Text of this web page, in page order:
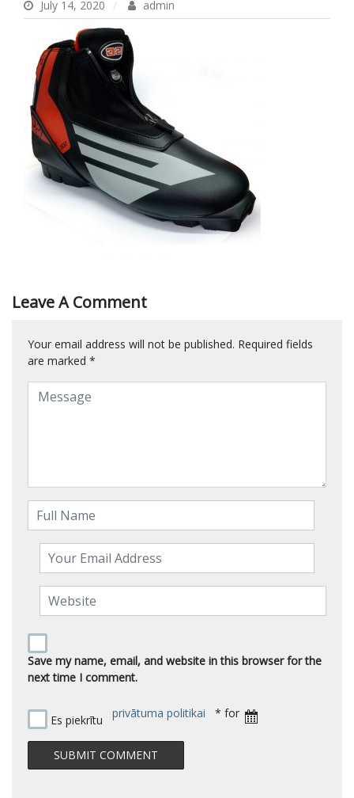
July 14, 2020 admin
Leave A Comment
Your email address will not be published. Required fields
are marked *
Save my name, email, and website in this browser for the
next time I comment.
Es piekrītu privātuma politikai * for